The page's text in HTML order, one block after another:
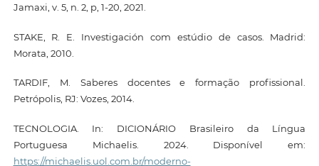
Jamaxi, v. 5, n. 2, p, 1-20, 2021.
STAKE, R. E. Investigación com estúdio de casos. Madrid:
Morata, 2010.
TARDIF, M. Saberes docentes e formação profissional.
Petrópolis, RJ: Vozes, 2014.
TECNOLOGIA. In: DICIONÁRIO Brasileiro da Língua
Portuguesa Michaelis. 2024. Disponível em:
https://michaelis.uol.com.br/moderno-